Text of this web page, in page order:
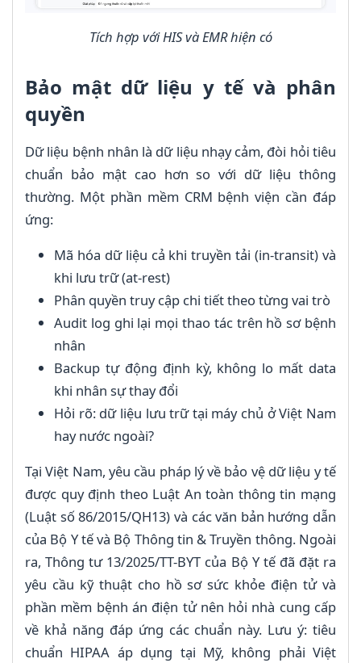
Tích hợp với HIS và EMR hiện có
Bảo mật dữ liệu y tế và phân
quyền
Dữ liệu bệnh nhân là dữ liệu nhạy cảm, đòi hỏi tiêu
chuẩn bảo mật cao hơn so với dữ liệu thông
thường. Một phần mềm CRM bệnh viện cần đáp
ứng:
Mã hóa dữ liệu cả khi truyền tải (in-transit) và
khi lưu trữ (at-rest)
Phân quyền truy cập chi tiết theo từng vai trò
Audit log ghi lại mọi thao tác trên hồ sơ bệnh
nhân
Backup tự động định kỳ, không lo mất data
khi nhân sự thay đổi
Hỏi rõ: dữ liệu lưu trữ tại máy chủ ở Việt Nam
hay nước ngoài?
Tại Việt Nam, yêu cầu pháp lý về bảo vệ dữ liệu y tế
được quy định theo Luật An toàn thông tin mạng
(Luật số 86/2015/QH13) và các văn bản hướng dẫn
của Bộ Y tế và Bộ Thông tin & Truyền thông. Ngoài
ra, Thông tư 13/2025/TT-BYT của Bộ Y tế đã đặt ra
yêu cầu kỹ thuật cho hồ sơ sức khỏe điện tử và
phần mềm bệnh án điện tử nên hỏi nhà cung cấp
về khả năng đáp ứng các chuẩn này. Lưu ý: tiêu
chuẩn HIPAA áp dụng tại Mỹ, không phải Việt